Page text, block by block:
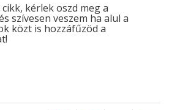
kérlek oszd meg a
szívesen veszem ha alul a
közt is hozzáfűzöd a